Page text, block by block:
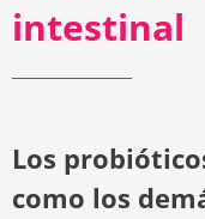
intestinal
Los
como los